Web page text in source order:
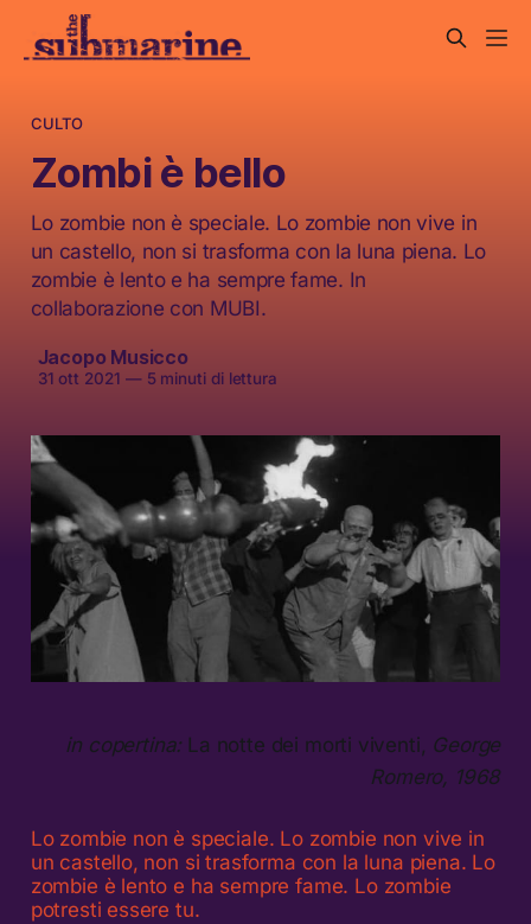
CULTO
Zombi è bello
Lo zombie non è speciale. Lo zombie non vive in
un castello, non si trasforma con la luna piena. Lo
zombie è lento e ha sempre fame. In
collaborazione con MUBI.
Jacopo Musicco
31 ott 2021 —5 minuti di lettura
in copertina: La notte dei morti viventi, George
Romero, 1968
Lo zombie non è speciale. Lo zombie non vive in
un castello, non si trasforma con la luna piena. Lo
zombie è lento e ha sempre fame. Lo zombie
potresti essere tu.